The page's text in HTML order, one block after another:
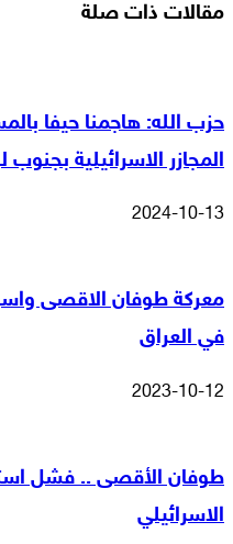
مقالات ذات صلة
حزب الله: هاجمنا حيفا
المجازر الاسرائيلية بجنوب
2024-10-13
معركة طوفان الاقصى
في العراق
2023-10-12
طوفان الأقصى .. فشل
الاسرائيلي